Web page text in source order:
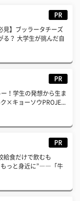
PR
見】ブッラータチーズ
る？ 大学生が挑んだ自
PR
！学生の発想から生ま
×キョーソウPROJE...
PR
給食だけで飲むも
っと身近に”――「牛